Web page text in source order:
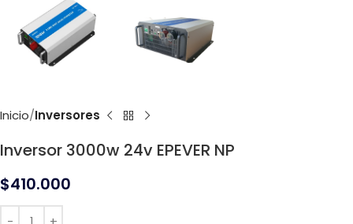
Inicio Inversores
Inversor 3000w 24v EPEVER NP
$410.000